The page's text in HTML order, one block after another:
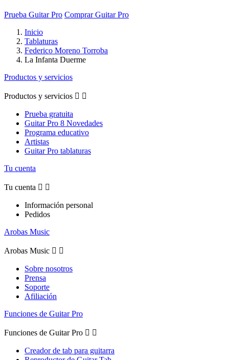
Prueba Guitar Pro Comprar Guitar Pro
Inicio
Tablaturas
Federico Moreno Torroba
La Infanta Duerme
Productos y servicios
Productos y servicios  
Prueba gratuita
Guitar Pro 8 Novedades
Programa educativo
Artistas
Guitar Pro tablaturas
Tu cuenta
Tu cuenta  
Información personal
Pedidos
Arobas Music
Arobas Music  
Sobre nosotros
Prensa
Soporte
Afiliación
Funciones de Guitar Pro
Funciones de Guitar Pro  
Creador de tab para guitarra